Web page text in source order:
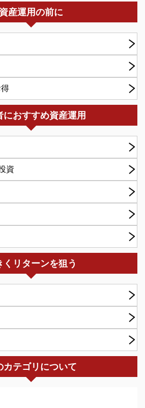
資産運用の前に
におすすめ資産運用
資
くリターンを狙う
カテゴリについて